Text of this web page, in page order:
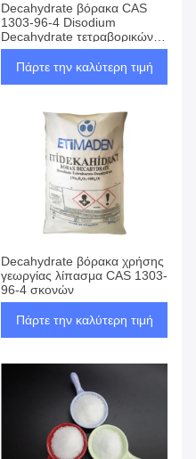
Decahydrate βόρακα CAS
1303-96-4 Disodium
Decahydrate τετραβορικών
αλάτων σκονών
Πάρτε την καλύτερη τιμή
Decahydrate βόρακα χρήσης
γεωργίας λίπασμα CAS 1303-
96-4 σκονών
Πάρτε την καλύτερη τιμή